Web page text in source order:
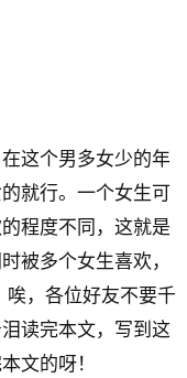
这个男多女少的年
就行。一个女生可
程度不同，这就是
被多个女生喜欢，
唉，各位好友不要千
读完本文，写到这
文的呀！